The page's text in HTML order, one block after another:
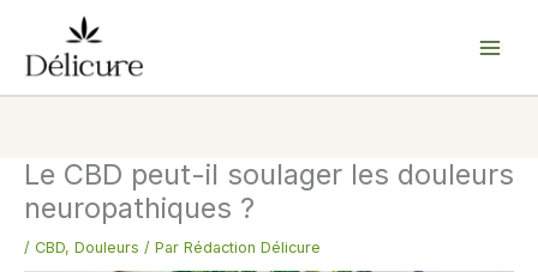
contenu
Le CBD peut-il soulager les douleurs
neuropathiques ?
/ CBD, Douleurs / Par Rédaction Délicure